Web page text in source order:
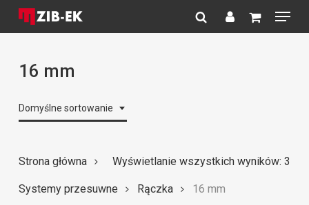
Skip
content
searchaccount
Menu
16 mm
Domyślne sortowanie
Wyświetlanie wszystkich wyników: 3
Strona główna
Systemy przesuwne Rączka 16 mm